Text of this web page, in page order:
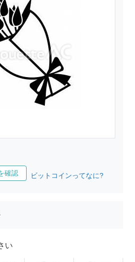
確認 ビットコインってなに?
い